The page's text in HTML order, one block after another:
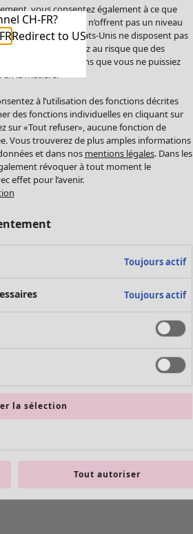
CH-FR?
Redirect to US
vous consentez également à ce que
Les États-Unis n’offrent pas un niveau
de l’UE. Les États-Unis ne disposent pas
vous vous exposez au risque que des
personnel sans que vous ne puissiez
la matière.
à l’utilisation des fonctions décrites
des fonctions individuelles en cliquant sur
sur «Tout refuser», aucune fonction de
Vous trouverez de plus amples informations
et dans nos mentions légales. Dans les
révoquer à tout moment le
effet pour l’avenir.
Toujours actif
Toujours actif
la sélection
Tout autoriser